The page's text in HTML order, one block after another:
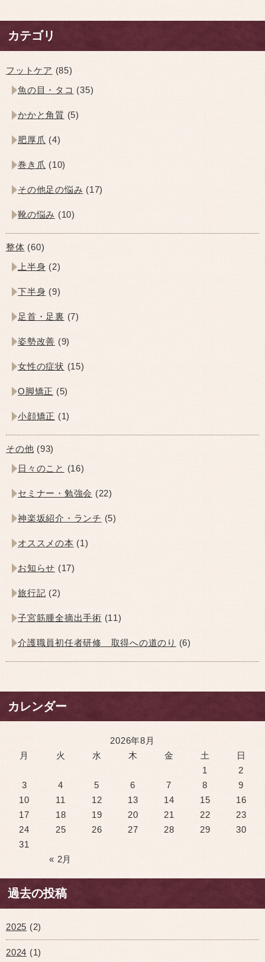
カテゴリ
フットケア (85)
魚の目・タコ (35)
かかと角質 (5)
肥厚爪 (4)
巻き爪 (10)
その他足の悩み (17)
靴の悩み (10)
整体 (60)
上半身 (2)
下半身 (9)
足首・足裏 (7)
姿勢改善 (9)
女性の症状 (15)
O脚矯正 (5)
小顔矯正 (1)
その他 (93)
日々のこと (16)
セミナー・勉強会 (22)
神楽坂紹介・ランチ (5)
オススメの本 (1)
お知らせ (17)
旅行記 (2)
子宮筋腫全摘出手術 (11)
介護職員初任者研修 取得への道のり (6)
カレンダー
2026年8月
月
火 水 木 金 土 日
« 2月
1
2
3
4 5 6 7 8
9
10
11 12 13 14 15
16
17
18 19 20 21 22
23
24
25 26 27 28 29
30
31
過去の投稿
2025 (2)
2024 (1)